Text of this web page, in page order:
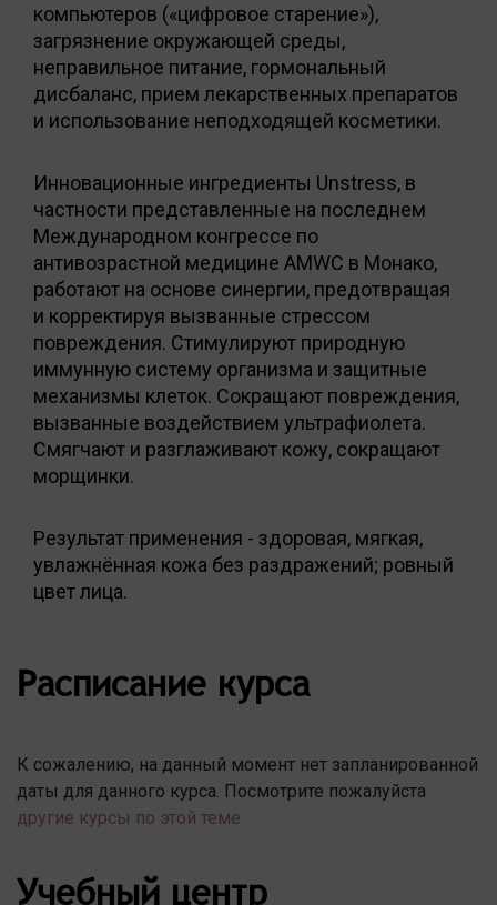
компьютеров («цифровое старение»),
загрязнение окружающей среды,
неправильное питание, гормональный
дисбаланс, прием лекарственных препаратов
и использование неподходящей косметики.
Инновационные ингредиенты Unstress, в
частности представленные на последнем
Международном конгрессе по
антивозрастной медицине AMWC в Монако,
работают на основе синергии, предотвращая
и корректируя вызванные стрессом
повреждения. Стимулируют природную
иммунную систему организма и защитные
механизмы клеток. Сокращают повреждения,
вызванные воздействием ультрафиолета.
Смягчают и разглаживают кожу, сокращают
морщинки.
Результат применения - здоровая, мягкая,
увлажнённая кожа без раздражений; ровный
цвет лица.
Расписание курса
К сожалению, на данный момент нет запланированной
даты для данного курса. Посмотрите пожалуйста
другие курсы по этой теме
Учебный центр